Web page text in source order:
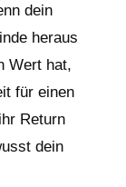
dein
heraus
Wert hat,
für einen
Return
dein